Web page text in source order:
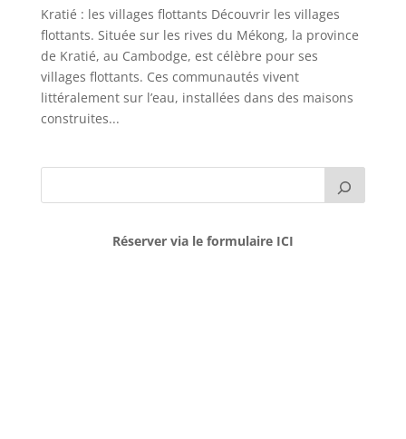
Kratié : les villages flottants Découvrir les villages
flottants. Située sur les rives du Mékong, la province
de Kratié, au Cambodge, est célèbre pour ses
villages flottants. Ces communautés vivent
littéralement sur l’eau, installées dans des maisons
construites...
Réserver via le formulaire ICI